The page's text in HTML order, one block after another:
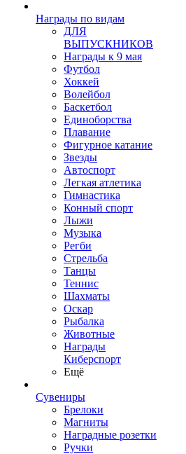
Награды по видам
ДЛЯ
ВЫПУСКНИКОВ
Награды к 9 мая
Футбол
Хоккей
Волейбол
Баскетбол
Единоборства
Плавание
Фигурное катание
Звезды
Автоспорт
Легкая атлетика
Гимнастика
Конный спорт
Лыжи
Музыка
Регби
Стрельба
Танцы
Теннис
Шахматы
Оскар
Рыбалка
Животные
Награды
Киберспорт
Ещё
Сувениры
Брелоки
Магниты
Наградные розетки
Ручки